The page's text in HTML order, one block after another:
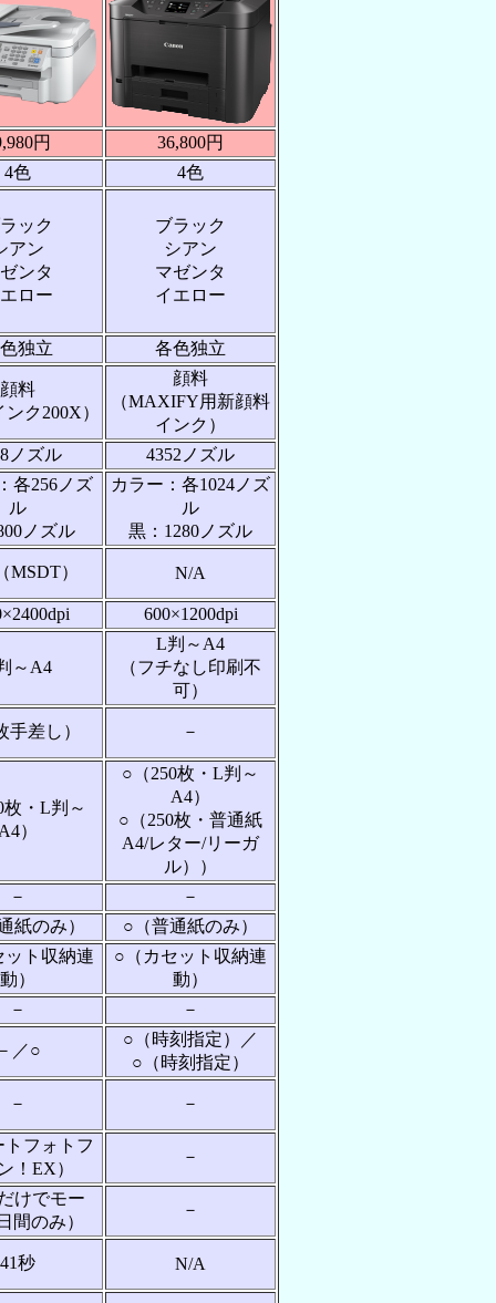
円 36,800円
4色 4色
ック
アン
ンタ
ロー
ブラック
シアン
マゼンタ
イエロー
独立 各色独立
顔料
ンク200X）
顔料
（MAXIFY用新顔料
インク）
ノズル 4352ノズル
各256ノズ
ル
ノズル
カラー：各1024ノズ
ル
黒：1280ノズル
MSDT） N/A
600×1200dpi
～A4
L判～A4
（フチなし印刷不
可）
手差し） －
枚・L判～
A4）
○（250枚・L判～
A4）
○（250枚・普通紙
A4/レター/リーガ
ル））
－
－
紙のみ） ○（普通紙のみ）
ット収納連
動）
○（カセット収納連
動）
－ －
－／○
○（時刻指定）／
○（時刻指定）
－ －
トフォトフ
！EX）
－
けでモー
間のみ）
－
41秒 N/A